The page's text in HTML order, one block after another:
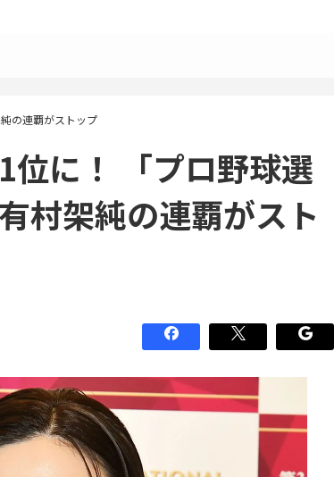
の連覇がストップ
位に！ 「プロ野球選
村架純の連覇がスト